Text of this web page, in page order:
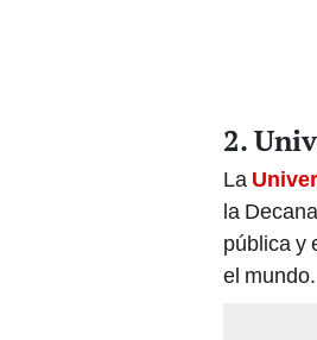
2.
La
la
pública y
el mundo.